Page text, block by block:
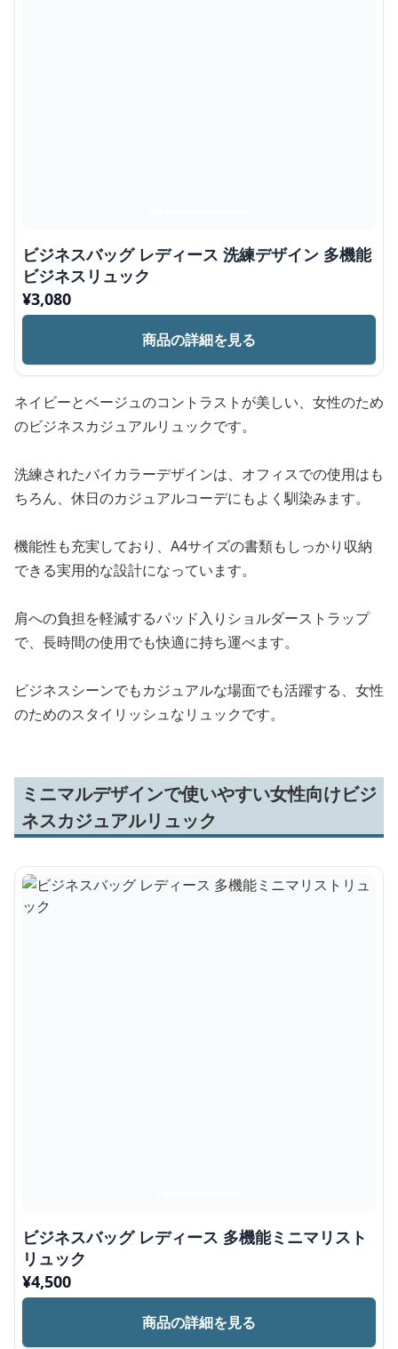
ビジネスバッグ レディース 洗練デザイン 多機能
ビジネスリュック
¥3,080
商品の詳細を見る
ネイビーとベージュのコントラストが美しい、女性のため
のビジネスカジュアルリュックです。
洗練されたバイカラーデザインは、オフィスでの使用はも
ちろん、休日のカジュアルコーデにもよく馴染みます。
機能性も充実しており、A4サイズの書類もしっかり収納
できる実用的な設計になっています。
肩への負担を軽減するパッド入りショルダーストラップ
で、長時間の使用でも快適に持ち運べます。
ビジネスシーンでもカジュアルな場面でも活躍する、女性
のためのスタイリッシュなリュックです。
ミニマルデザインで使いやすい女性向けビジ
ネスカジュアルリュック
ビジネスバッグ レディース 多機能ミニマリスト
リュック
¥4,500
商品の詳細を見る